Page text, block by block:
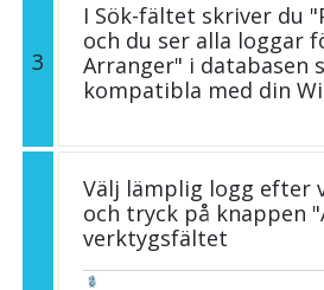
3
I Sök-fältet skriver du
och du ser alla loggar
Arranger" i databasen
kompatibla med din
Välj lämplig logg efter
och tryck på knappen
verktygsfältet